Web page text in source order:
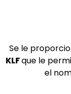
Se le
KLFque le
el